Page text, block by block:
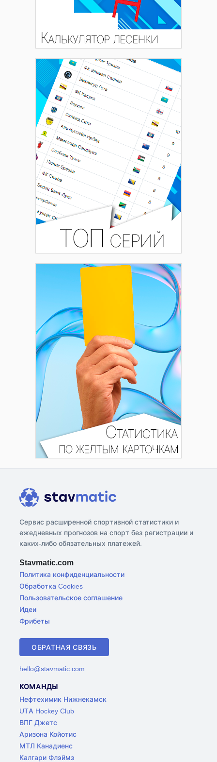
Сервис расширенной спортивной статистики и
ежедневных прогнозов на спорт без регистрации и
каких-либо обязательных платежей.
Stavmatic.com
Политика конфиденциальности
Обработка Cookies
Пользовательское соглашение
Идеи
Фрибеты
ОБРАТНАЯ СВЯЗЬ
hello@stavmatic.com
КОМАНДЫ
Нефтехимик Нижнекамск
UTA Hockey Club
ВПГ Джетс
Аризона Койотис
МТЛ Канадиенс
Калгари Флэймз